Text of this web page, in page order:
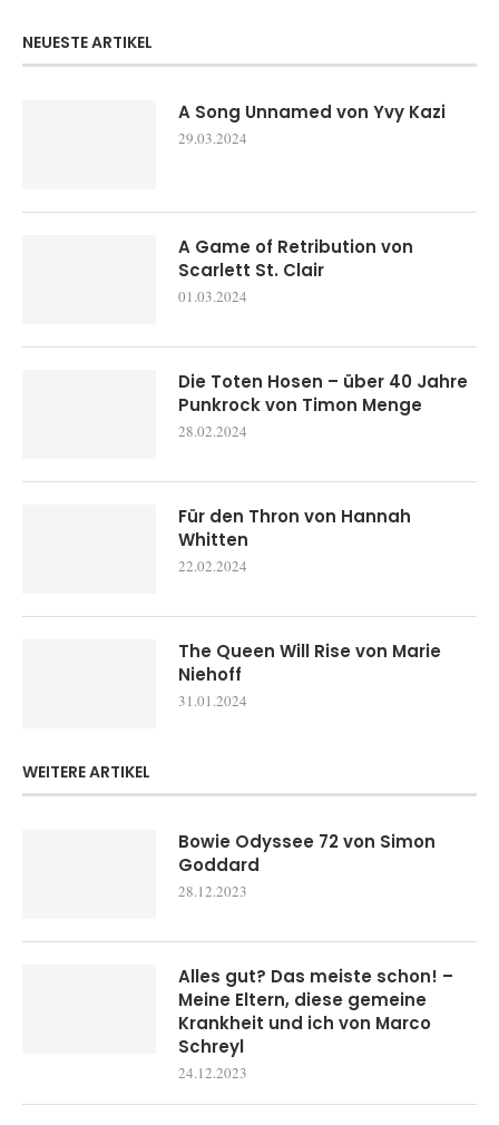
NEUESTE ARTIKEL
A Song Unnamed von Yvy Kazi
29.03.2024
A Game of Retribution von
Scarlett St. Clair
01.03.2024
Die Toten Hosen – über 40 Jahre
Punkrock von Timon Menge
28.02.2024
Für den Thron von Hannah
Whitten
22.02.2024
The Queen Will Rise von Marie
Niehoff
31.01.2024
WEITERE ARTIKEL
Bowie Odyssee 72 von Simon
Goddard
28.12.2023
Alles gut? Das meiste schon! –
Meine Eltern, diese gemeine
Krankheit und ich von Marco
Schreyl
24.12.2023